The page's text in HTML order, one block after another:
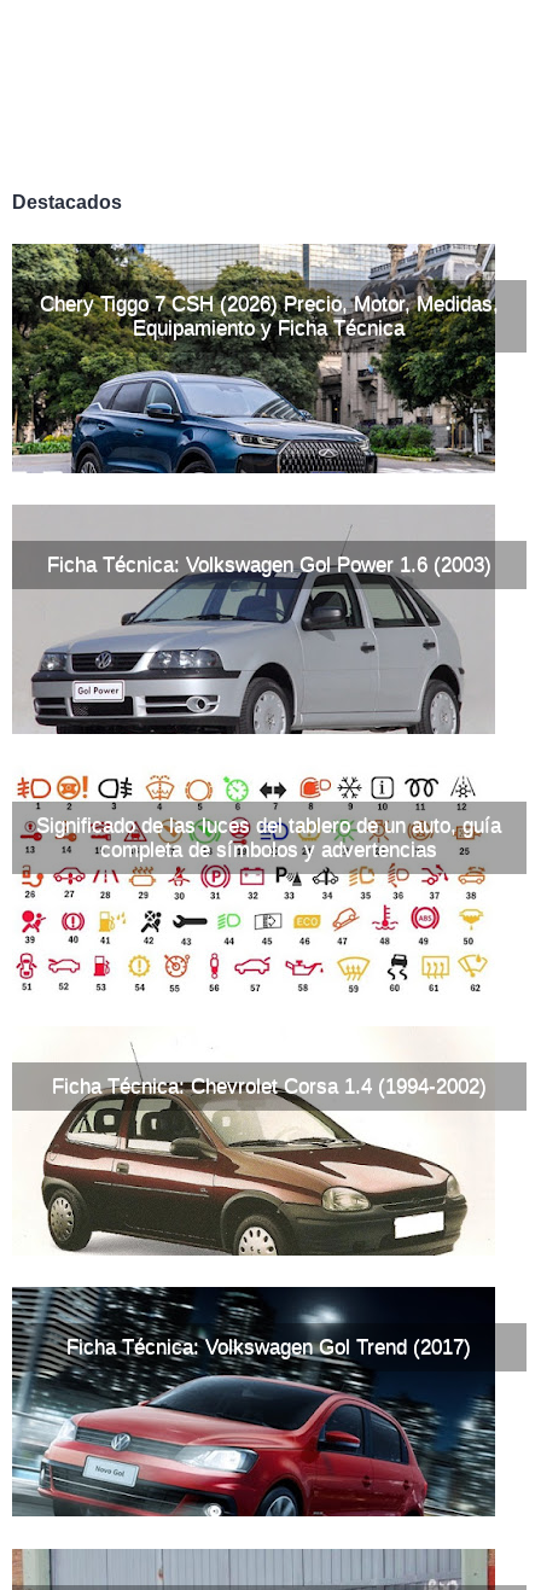
Destacados
Chery Tiggo 7 CSH (2026) Precio, Motor, Medidas,
Equipamiento y Ficha Técnica
Ficha Técnica: Volkswagen Gol Power 1.6 (2003)
Significado de las luces del tablero de un auto, guía
completa de símbolos y advertencias
Ficha Técnica: Chevrolet Corsa 1.4 (1994-2002)
Ficha Técnica: Volkswagen Gol Trend (2017)